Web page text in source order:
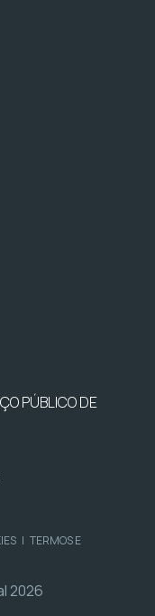
PÚBLICO DE
| TERMOS E
2026